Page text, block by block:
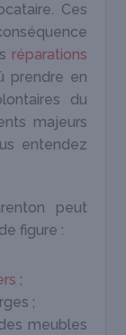
Ces
réparations
prendre en
du
majeurs
entendez
peut
figure :
;
;
meubles